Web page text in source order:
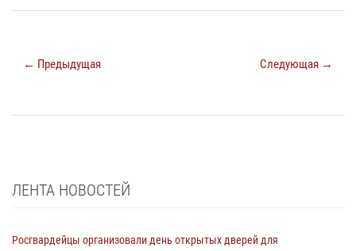
← Предыдущая Следующая →
ЛЕНТА НОВОСТЕЙ
Росгвардейцы организовали день открытых дверей для